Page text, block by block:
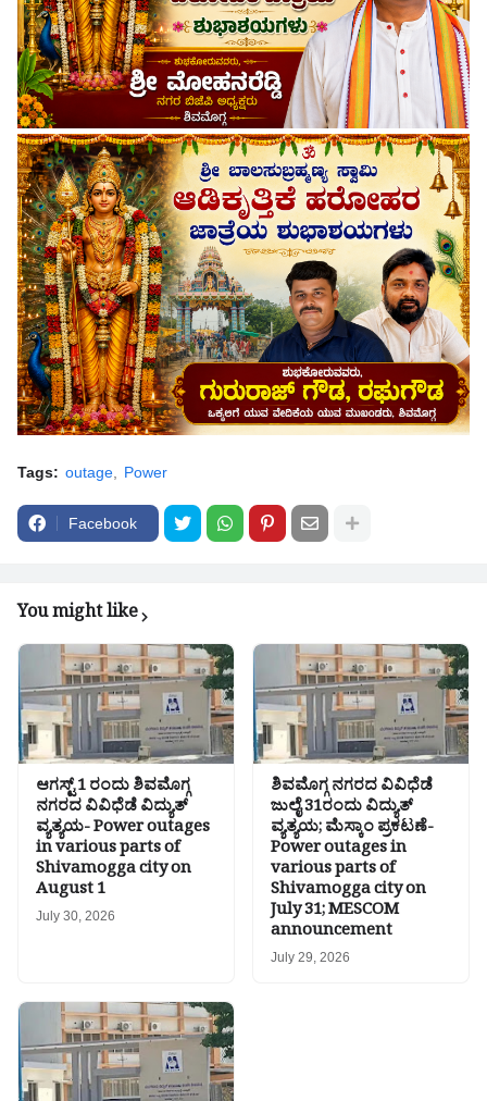
Tags: outage Power
Facebook
You might like
ಆಗಸ್ಟ್ 1 ರಂದು ಶಿವಮೊಗ್ಗ
ನಗರದ ವಿವಿಧೆಡೆ ವಿದ್ಯುತ್
ವ್ಯತ್ಯಯ- Power outages
in various parts of
Shivamogga city on
August 1
July 30, 2026
ಶಿವಮೊಗ್ಗ ನಗರದ ವಿವಿಧೆಡೆ
ಜುಲೈ 31ರಂದು ವಿದ್ಯುತ್
ವ್ಯತ್ಯಯ; ಮೆಸ್ಕಾಂ ಪ್ರಕಟಣೆ-
Power outages in
various parts of
Shivamogga city on
July 31; MESCOM
announcement
July 29, 2026